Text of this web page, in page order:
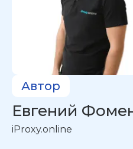
Автор
Евгений
iProxy.online